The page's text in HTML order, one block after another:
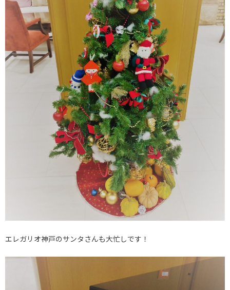
エレガリオ神戸のサンタさんも大忙しです！